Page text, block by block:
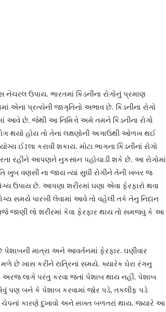
ઉપાય. ભારતમાં કિડનીના રોગોનું પ્રમાણ
એના પ્રત્યેની જાગૃતિનો અભાવ છે. કિડનીના રોગો
આવે છે. જેથી આ નિમિત્તે અમે તમને કિડનીના રોગો
થયો હોય તો તેના લક્ષણોની અગાઉથી ઓળખ થઈ
ઈ1લા કરાવી શકાય. મોટા ભાગના કિડનીનાં રોગો
રહીને આપણને નુકસાન પહોચાડી શકે છે. આ રોગોમાં
ખુબ વણસી ના જાય ત્યાં સુધી રોગીને તેની ખબર જ
ઉપાય છે. આપણા શરીરમાં ઘણા એવા ફેરફારો થવા
સમયે પારખી લેવામાં આવે તો વહેલી તકે તેનુ નિદાન
જાણી લો શરીરમાં કેવા ફેરફાર થાય તો સમજવુ કે આ
પેશાબની માત્રા અને આવર્તનમાં ફેરફાર. ઘણીવાર
છે ખાસ કરીને રાત્રિનાં સમયે. ક્યારેક ઘેરા રંગનુ
અરજ લાગે પરંતુ કરવા જતાં પેશાબ થાય નહી. પેશાબ
પણ બને કે પેશાબ કરવામાં જોર પડે, તકલીફ પડે
કારણે દુખાવો અને સખત બળતરાં થાય. જ્યારે આ